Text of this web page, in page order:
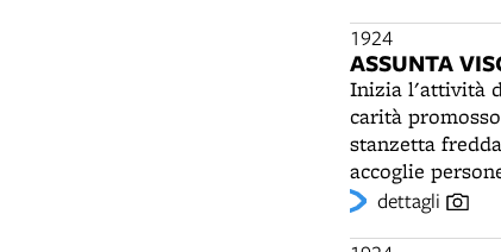
progetto Monti,
costruzione
rocca e della
presieduta da
essa sarà
tra il 1924 e il
Indipendenza,
1924
ASSUNTA
Inizia l'attività
carità
stanzetta
accoglie
Lasciata per motivi
dettagli